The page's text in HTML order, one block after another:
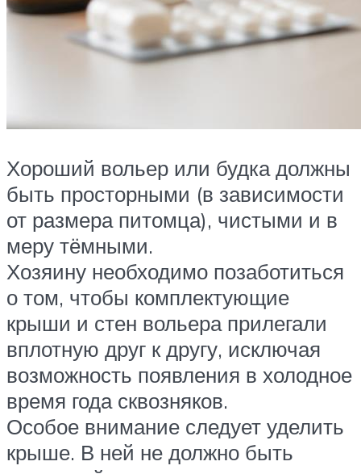
Хороший вольер или будка должны
быть просторными (в зависимости
от размера питомца), чистыми и в
меру тёмными.
Хозяину необходимо позаботиться
о том, чтобы комплектующие
крыши и стен вольера прилегали
вплотную друг к другу, исключая
возможность появления в холодное
время года сквозняков.
Особое внимание следует уделить
крыше. В ней не должно быть